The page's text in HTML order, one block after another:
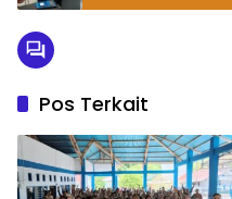
Pos Terkait